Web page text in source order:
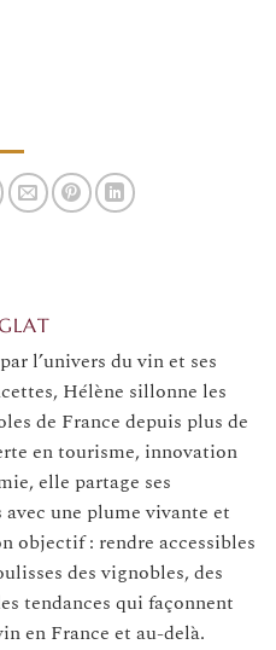
l’univers du vin et ses
Hélène sillonne les
de France depuis plus de
en tourisme, innovation
elle partage ses
avec une plume vivante et
objectif : rendre accessibles
des vignobles, des
tendances qui façonnent
en France et au-delà.